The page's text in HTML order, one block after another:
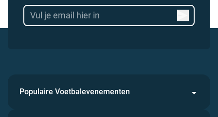
Populaire Voetbalevenementen